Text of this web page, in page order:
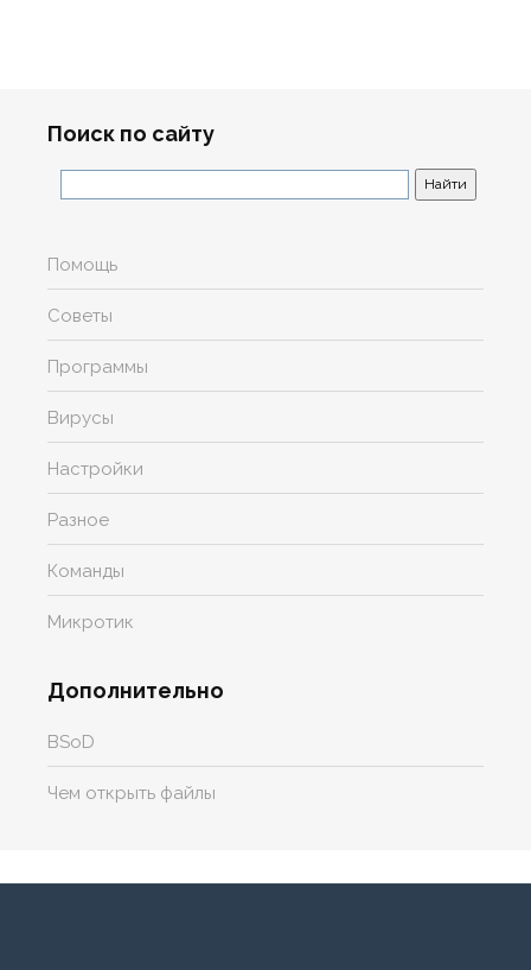
Поиск по сайту
Помощь
Советы
Программы
Вирусы
Настройки
Разное
Команды
Микротик
Дополнительно
BSoD
Чем открыть файлы